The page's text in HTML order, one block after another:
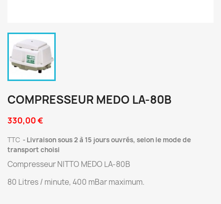
COMPRESSEUR MEDO LA-80B
330,00 €
TTC
Livraison sous 2 à 15 jours ouvrés, selon le mode de
transport choisi
Compresseur NITTO MEDO LA-80B
80 Litres / minute, 400 mBar maximum.